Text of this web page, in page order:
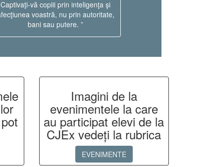
Captivaţi-vă copiii prin inteligenţa şi
voastră, nu prin autoritate,
bani sau putere. ”
Imagini de la
evenimentele la care
au participat elevi de la
CJEx vedeți la rubrica
EVENIMENTE